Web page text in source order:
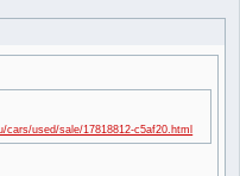
cars/used/sale/17818812-c5af20.html